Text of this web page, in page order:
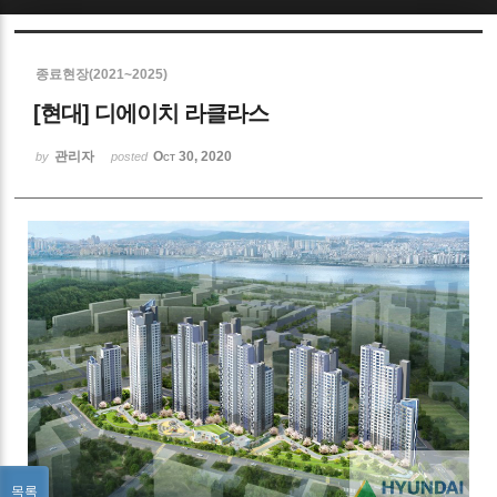
종료현장(2021~2025)
[현대] 디에이치 라클라스
by 관리자 posted Oct 30, 2020
목록
Sketchbook5, 스케치북5
Sketchbook5, 스케치북5